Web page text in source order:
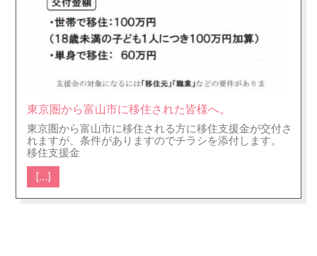
東京圏から富山市に移住された皆様へ。
東京圏から富山市に移住される方に移住支援金が交付さ
れますが、条件がありますのでチラシを添付します。
移住支援金
[…]